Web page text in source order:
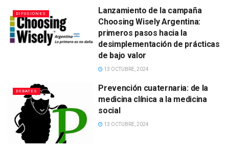
DIFUSIONES
Lanzamiento de la campaña
Choosing Wisely Argentina:
primeros pasos hacia la
desimplementación de prácticas
de bajo valor
13 OCTUBRE, 2024
DEBATES
Prevención cuaternaria: de la
medicina clínica a la medicina
social
13 OCTUBRE, 2024